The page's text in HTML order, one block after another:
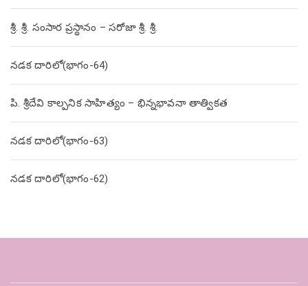
శ్రీ. శ్రీ. సంసార ప్రస్థానం – సరోజా శ్రీ. శ్రీ.
నడక దారిలో(భాగం-64)
పి. శ్రీదేవి కాల్పనిక సాహిత్యం – భిన్నభావనా తాత్వికత
నడక దారిలో(భాగం-63)
నడక దారిలో(భాగం-62)